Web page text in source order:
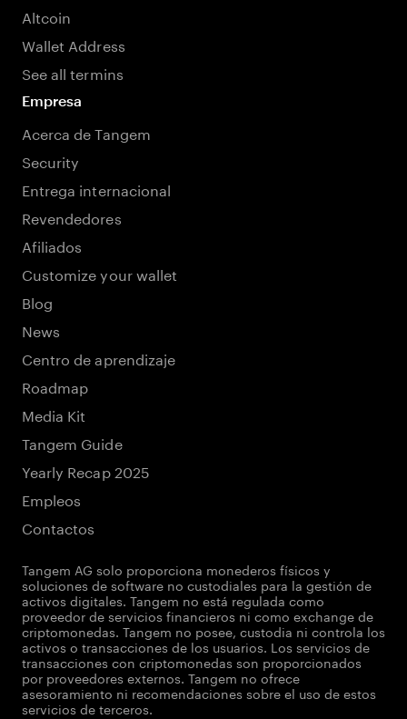
Altcoin
Wallet Address
See all termins
Empresa
Acerca de Tangem
Security
Entrega internacional
Revendedores
Afiliados
Customize your wallet
Blog
News
Centro de aprendizaje
Roadmap
Media Kit
Tangem Guide
Yearly Recap 2025
Empleos
Contactos
Tangem AG solo proporciona monederos físicos y
soluciones de software no custodiales para la gestión de
activos digitales. Tangem no está regulada como
proveedor de servicios financieros ni como exchange de
criptomonedas. Tangem no posee, custodia ni controla los
activos o transacciones de los usuarios. Los servicios de
transacciones con criptomonedas son proporcionados
por proveedores externos. Tangem no ofrece
asesoramiento ni recomendaciones sobre el uso de estos
servicios de terceros.